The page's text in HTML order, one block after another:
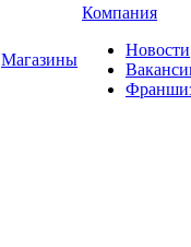
Магазины
Компания
Новости